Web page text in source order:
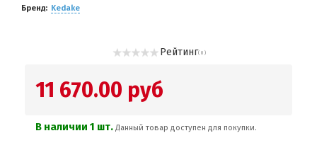
Бренд
Kedake
Рейтинг( 0 )
11 670.00 руб
В наличии 1 шт. Данный товар доступен для покупки.